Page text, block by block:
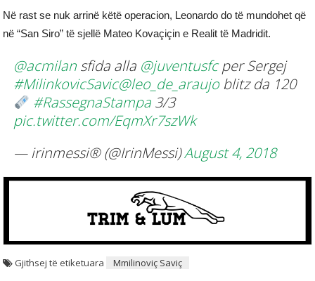
Në rast se nuk arrinë këtë operacion, Leonardo do të mundohet që
në “San Siro” të sjellë Mateo Kovaçiçin e Realit të Madridit.
@acmilan sfida alla @juventusfcper Sergej
#MilinkovicSavic@leo_de_araujoblitz da 120
#RassegnaStampa 3/3
pic.twitter.com/EqmXr7szWk
— irinmessi® (@IrinMessi)August 4, 2018
Gjithsej të etiketuara Mmilinoviç Saviç